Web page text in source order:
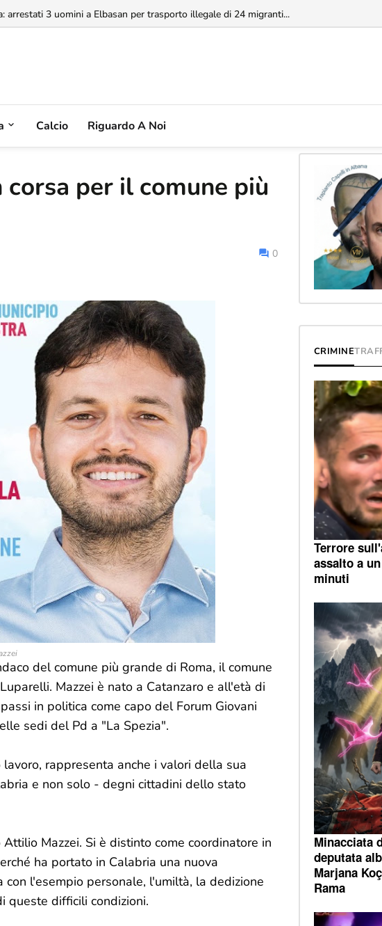
dell'Aeroporto di Valona, MABCO ricorrerà all'arbitrato internazionale"...
Calcio Riguardo A Noi
per il comune più
0
del comune più grande di Roma, il comune
Mazzei è nato a Catanzaro e all'età di
in politica come capo del Forum Giovani
sedi del Pd a "La Spezia".
rappresenta anche i valori della sua
e non solo - degni cittadini dello stato
Mazzei. Si è distinto come coordinatore in
ha portato in Calabria una nuova
l'esempio personale, l'umiltà, la dedizione
queste difficili condizioni.
CRIMINE
Terrore
assalto a
minuti
Minacciata
deputata
Marjana
Rama